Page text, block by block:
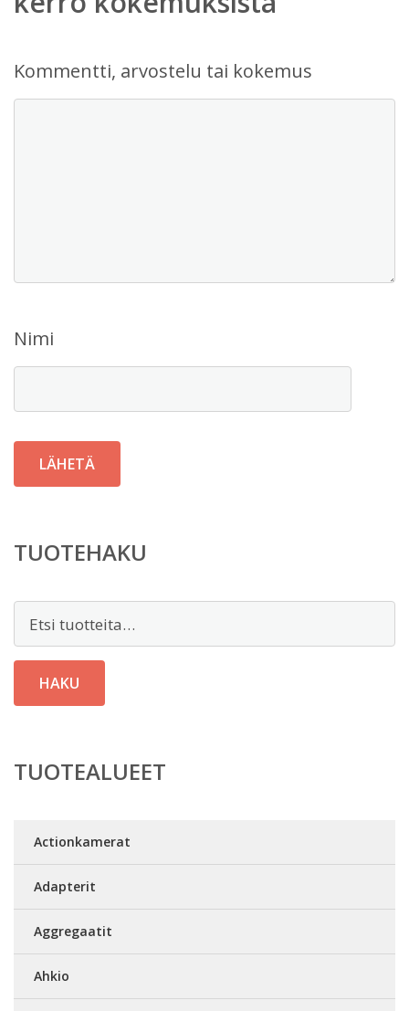
Kommentti, arvostelu tai kokemus
Nimi
TUOTEHAKU
HAKU
TUOTEALUEET
Actionkamerat
Adapterit
Aggregaatit
Ahkio